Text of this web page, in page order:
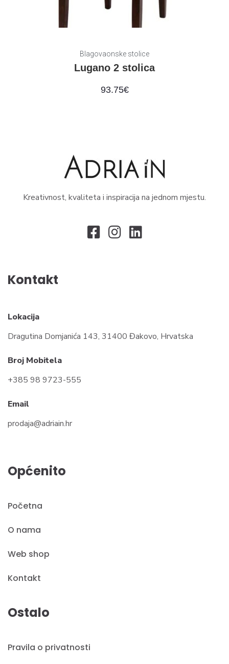
Blagovaonske stolice
Lugano 2 stolica
93.75€
Kreativnost, kvaliteta i inspiracija na jednom mjestu.
Kontakt
Lokacija
Dragutina Domjanića 143, 31400 Đakovo, Hrvatska
Broj Mobitela
+385 98 9723-555
Email
prodaja@adriain.hr
Općenito
Početna
O nama
Web shop
Kontakt
Ostalo
Pravila o privatnosti